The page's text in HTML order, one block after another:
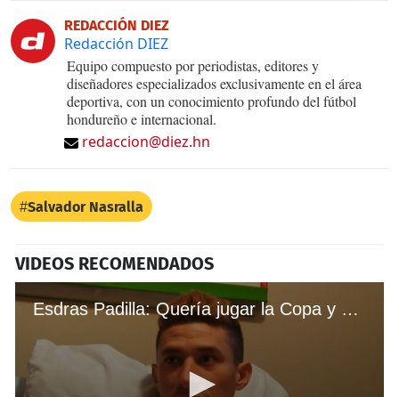
REDACCIÓN DIEZ
Redacción DIEZ
Equipo compuesto por periodistas, editores y
diseñadores especializados exclusivamente en el área
deportiva, con un conocimiento profundo del fútbol
hondureño e internacional.
redaccion@diez.hn
Salvador Nasralla
VIDEOS RECOMENDADOS
Esdras Padilla: Quería jugar la Copa y salir campeón con Honduras